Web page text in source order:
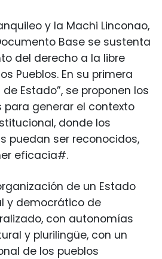
y la Machi Linconao,
Base se sustenta
del derecho a la libre
Pueblos. En su primera
Estado”, se proponen los
generar el contexto
donde los
puedan ser reconocidos,
eficacia#.
de un Estado
y democrático de
con autonomías
y plurilingüe, con un
de los pueblos